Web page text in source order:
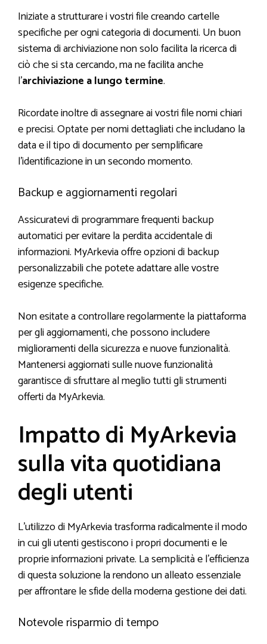
Iniziate a strutturare i vostri file creando cartelle
specifiche per ogni categoria di documenti. Un buon
sistema di archiviazione non solo facilita la ricerca di
ciò che si sta cercando, ma ne facilita anche
l’archiviazione a lungo termine.
Ricordate inoltre di assegnare ai vostri file nomi chiari
e precisi. Optate per nomi dettagliati che includano la
data e il tipo di documento per semplificare
l’identificazione in un secondo momento.
Backup e aggiornamenti regolari
Assicuratevi di programmare frequenti backup
automatici per evitare la perdita accidentale di
informazioni. MyArkevia offre opzioni di backup
personalizzabili che potete adattare alle vostre
esigenze specifiche.
Non esitate a controllare regolarmente la piattaforma
per gli aggiornamenti, che possono includere
miglioramenti della sicurezza e nuove funzionalità.
Mantenersi aggiornati sulle nuove funzionalità
garantisce di sfruttare al meglio tutti gli strumenti
offerti da MyArkevia.
Impatto di MyArkevia
sulla vita quotidiana
degli utenti
L’utilizzo di MyArkevia trasforma radicalmente il modo
in cui gli utenti gestiscono i propri documenti e le
proprie informazioni private. La semplicità e l’efficienza
di questa soluzione la rendono un alleato essenziale
per affrontare le sfide della moderna gestione dei dati.
Notevole risparmio di tempo